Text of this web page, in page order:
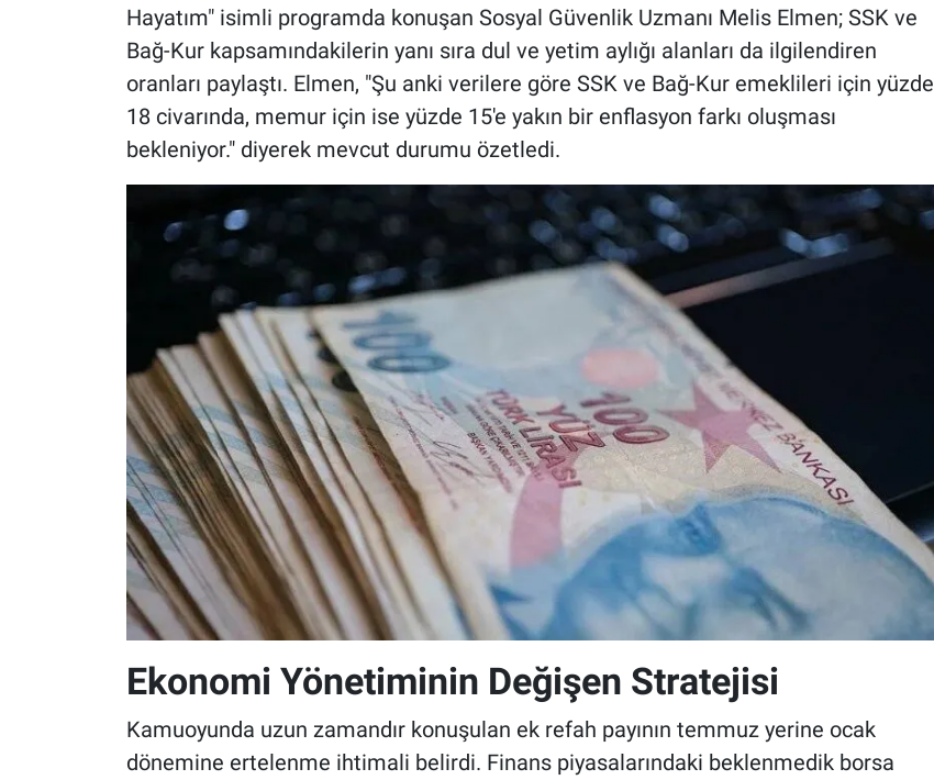
Hayatım" isimli programda konuşan Sosyal Güvenlik Uzmanı Melis Elmen; SSK ve
Bağ-Kur kapsamındakilerin yanı sıra dul ve yetim aylığı alanları da ilgilendiren
oranları paylaştı. Elmen, "Şu anki verilere göre SSK ve Bağ-Kur emeklileri için yüzde
18 civarında, memur için ise yüzde 15'e yakın bir enflasyon farkı oluşması
bekleniyor." diyerek mevcut durumu özetledi.
Ekonomi Yönetiminin Değişen Stratejisi
Kamuoyunda uzun zamandır konuşulan ek refah payının temmuz yerine ocak
dönemine ertelenme ihtimali belirdi. Finans piyasalarındaki beklenmedik borsa